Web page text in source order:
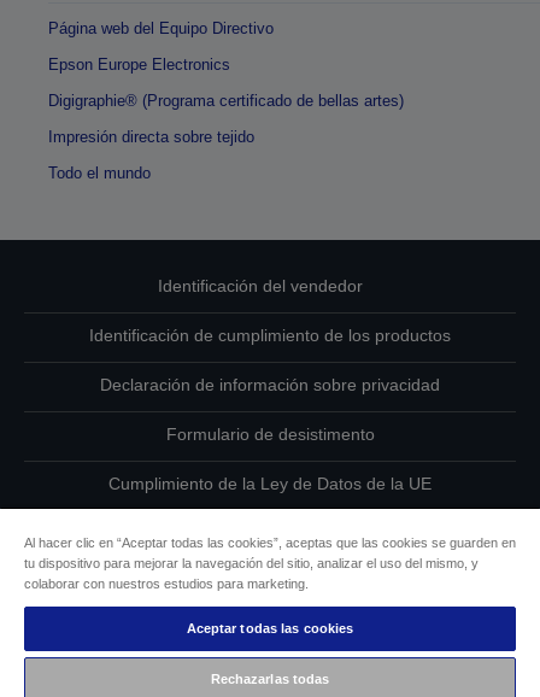
Página web del Equipo Directivo
Epson Europe Electronics
Digigraphie® (Programa certificado de bellas artes)
Impresión directa sobre tejido
Todo el mundo
Identificación del vendedor
Identificación de cumplimiento de los productos
Declaración de información sobre privacidad
Formulario de desistimento
Cumplimiento de la Ley de Datos de la UE
Información sobre cookies
Compromiso de accesibilidad de Epson
Al hacer clic en “Aceptar todas las cookies”, aceptas que las cookies se guarden en
tu dispositivo para mejorar la navegación del sitio, analizar el uso del mismo, y
colaborar con nuestros estudios para marketing.
Aceptar todas las cookies
Rechazarlas todas